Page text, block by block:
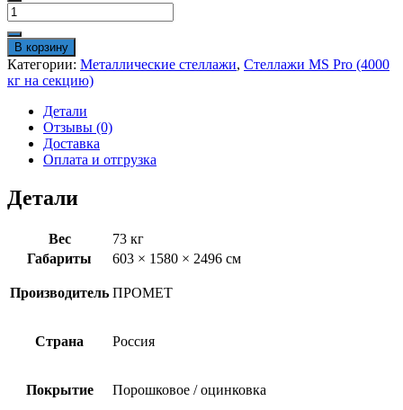
Количество
товара
Дополнительная
секция
MS
Pro
250/150x60/5
В корзину
Категории: Металлические стеллажи, Стеллажи MS Pro (4000
кг на секцию)
Детали
Отзывы (0)
Доставка
Оплата и отгрузка
Детали
Вес
73 кг
Габариты
603 × 1580 × 2496 см
Производитель ПРОМЕТ
Страна Россия
Покрытие Порошковое / оцинковка